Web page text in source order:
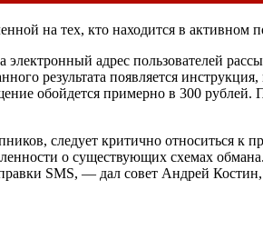
на тех, кто находится в активном
адрес пользователей
результата появляется
обойдется примерно в 300
следует критично относиться к
о существующих схемах
SMS, — дал совет Андрей